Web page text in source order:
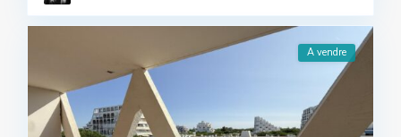
A vendre